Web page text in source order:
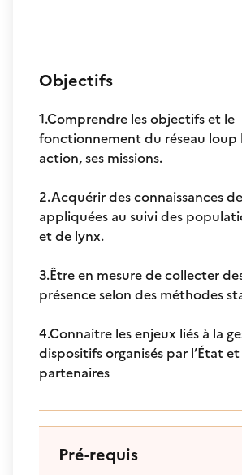
Objectifs
1.Comprendre les objectifs et le
fonctionnement du réseau loup
action, ses missions.
2.Acquérir des connaissances
appliquées au suivi des
et de lynx.
3.Être en mesure de collecter
présence selon des méthodes
4.Connaitre les enjeux liés à la
dispositifs organisés par l’État et
partenaires
Pré-requis